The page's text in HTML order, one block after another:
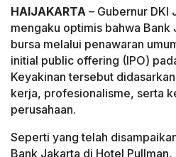
HAIJAKARTA – Gubernur DKI
mengaku optimis bahwa Bank
bursa melalui penawaran
initial public offering (IPO)
Keyakinan tersebut
kerja, profesionalisme, serta
perusahaan.
Seperti yang telah
Bank Jakarta di Hotel